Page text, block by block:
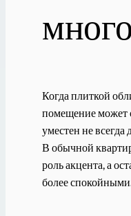
Когда плиткой
помещение может
уместен не
В обычной
роль акцента, а
более